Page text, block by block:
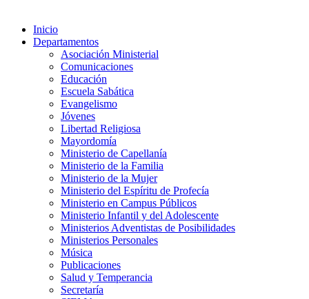
Inicio
Departamentos
Asociación Ministerial
Comunicaciones
Educación
Escuela Sabática
Evangelismo
Jóvenes
Libertad Religiosa
Mayordomía
Ministerio de Capellanía
Ministerio de la Familia
Ministerio de la Mujer
Ministerio del Espíritu de Profecía
Ministerio en Campus Públicos
Ministerio Infantil y del Adolescente
Ministerios Adventistas de Posibilidades
Ministerios Personales
Música
Publicaciones
Salud y Temperancia
Secretaría